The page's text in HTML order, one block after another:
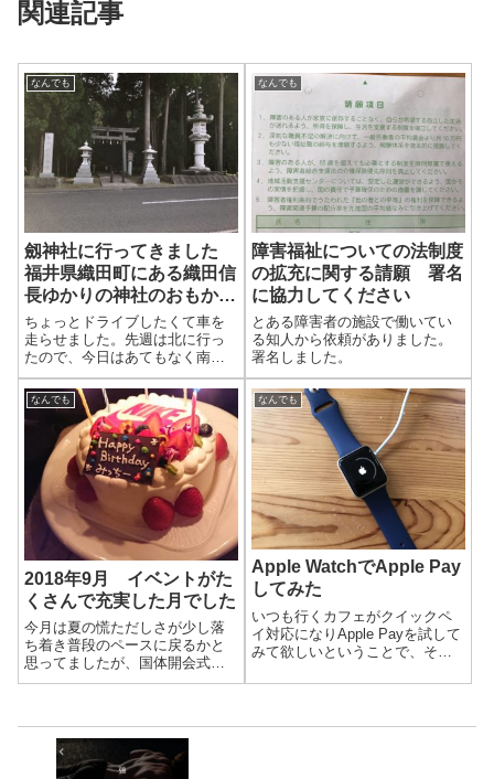
関連記事
なんでも
劔神社に行ってきました
福井県織田町にある織田信
長ゆかりの神社のおもかる
石
ちょっとドライブしたくて車を
走らせました。先週は北に行っ
たので、今日はあてもなく南に
向かいました。
なんでも
障害福祉についての法制度
の拡充に関する請願 署名
に協力してください
とある障害者の施設で働いてい
る知人から依頼がありました。
署名しました。
なんでも
2018年9月 イベントがた
くさんで充実した月でした
今月は夏の慌ただしさが少し落
ち着き普段のペースに戻るかと
思ってましたが、国体開会式の
演技の練習・本番、ライブイベ
タバタしてました。仲間たちと
色々楽しめて充実...
なんでも
Apple WatchでApple Pay
してみた
いつも行くカフェがクイックペ
イ対応になりApple Payを試して
みて欲しいということで、その
した。